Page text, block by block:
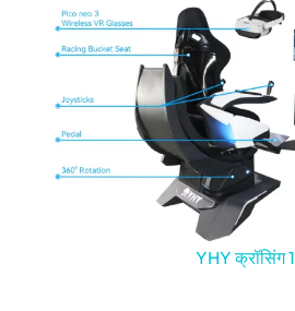
YHY क्रॉसिंग 1